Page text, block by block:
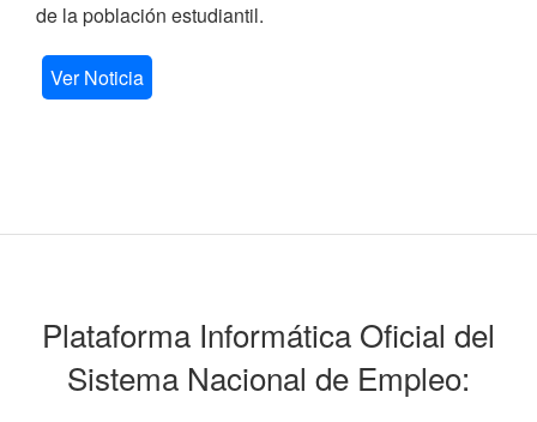
de la población estudiantil.
Ver Noticia
Plataforma Informática Oficial del
Sistema Nacional de Empleo: